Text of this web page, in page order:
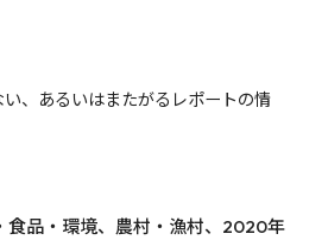
、あるいはまたがるレポートの情
食品・環境、農村・漁村、2020年